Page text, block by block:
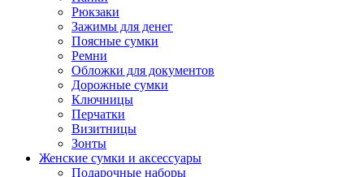
Рюкзаки
Зажимы для денег
Поясные сумки
Ремни
Обложки для документов
Дорожные сумки
Ключницы
Перчатки
Визитницы
Зонты
Женские сумки и аксессуары
Подарочные наборы